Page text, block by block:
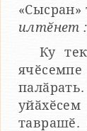
«Сысран»
илтӗнет
Ку
таврашӗ.